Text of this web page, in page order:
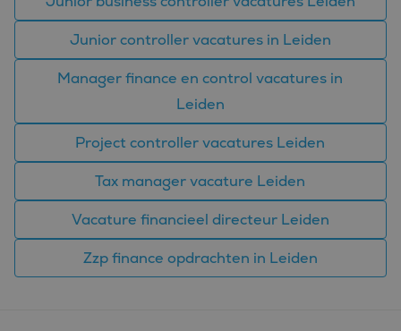
Junior controller vacatures in Leiden
Manager finance en control vacatures in
Leiden
Project controller vacatures Leiden
Tax manager vacature Leiden
Vacature financieel directeur Leiden
Zzp finance opdrachten in Leiden
Corporation
.bing.com
veel gebruikt door
gebruikers-ID. Het
Algemeen wordt
aangenomen dat het
veel verschillende
Microsoft-domeinen,
kunnen worden
gevolgd.
SM
.c.clarity.ms Sessie
Dit is een Microsoft
MSN 1st party cookie
die we gebruiken om
het gebruik van de